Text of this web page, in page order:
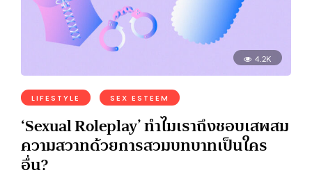
4.2K
LIFESTYLE SEX ESTEEM
‘Sexual Roleplay’ ทำไมเราถึงชอบเสพสม
ความสวาทด้วยการสวมบทบาทเป็นใคร
อื่น?